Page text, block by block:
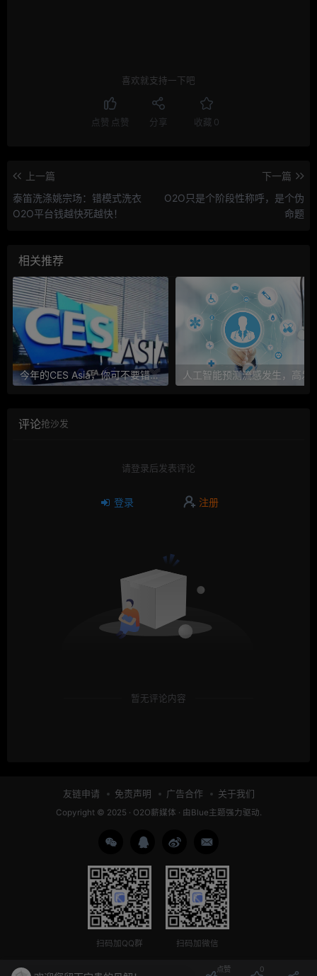
喜欢就支持一下吧
点赞 点赞 分享 收藏 0
上一篇
泰笛洗涤姚宗场：错模式洗衣
O2O平台钱越快死越快！
下一篇
O2O只是个阶段性称呼，是个伪
命题
相关推荐
今年的CES Asia，你可不要错过这些自动驾驶看点
评论抢沙发
请登录后发表评论
登录 注册
暂无评论内容
友链申请 免责声明 广告合作 关于我们
Copyright © 2025 · O2O薪媒体 · 由 Blue主题强力驱动.
扫码加QQ群 扫码加微信
点赞 0